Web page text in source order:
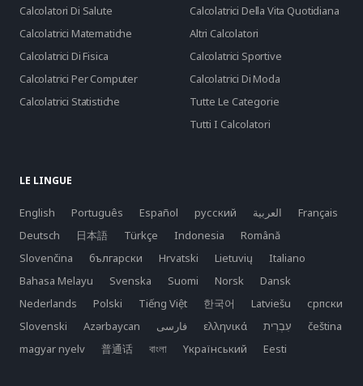
Calcolatori Di Salute
Calcolatrici Della Vita Quotidiana
Calcolatrici Matematiche
Altri Calcolatori
Calcolatrici Di Fisica
Calcolatrici Sportive
Calcolatrici Per Computer
Calcolatrici Di Moda
Calcolatrici Statistiche
Tutte Le Categorie
Tutti I Calcolatori
LE LINGUE
English Português Español русский العربية
Français
Deutsch
日本語 Türkçe Indonesia
Română
Slovenčina
български Hrvatski Lietuvių
Italiano
Bahasa Melayu
Svenska Suomi Norsk
Dansk
Nederlands
Polski Tiếng Việt 한국어 Latviešu
српски
Slovenski
Azərbaycan فارسی ελληνικά
čeština
magyar nyelv
普通话 বাংলা Yкраїнський Eesti